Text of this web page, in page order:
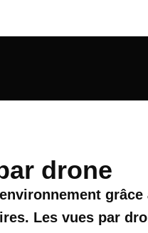
drone
grâce
Les vues par